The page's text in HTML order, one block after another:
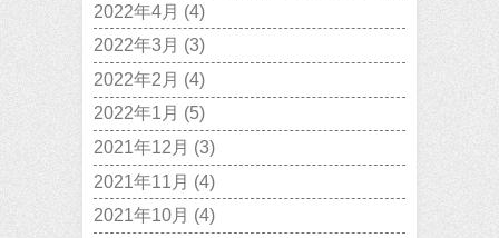
2022年4月 (4)
2022年3月 (3)
2022年2月 (4)
2022年1月 (5)
2021年12月 (3)
2021年11月 (4)
2021年10月 (4)